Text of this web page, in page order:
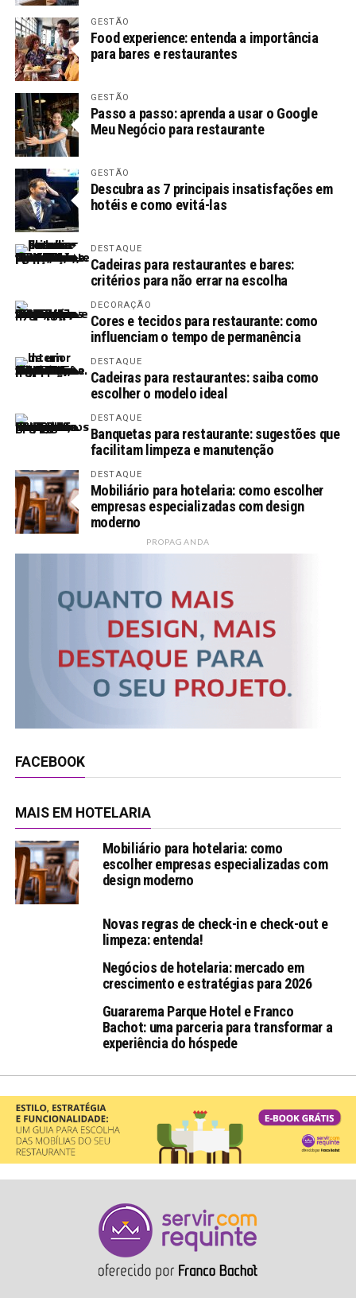
GESTÃO
Food experience: entenda a importância
para bares e restaurantes
GESTÃO
Passo a passo: aprenda a usar o Google
Meu Negócio para restaurante
GESTÃO
Descubra as 7 principais insatisfações em
hotéis e como evitá-las
DESTAQUE
Cadeiras para restaurantes e bares:
critérios para não errar na escolha
DECORAÇÃO
Cores e tecidos para restaurante: como
influenciam o tempo de permanência
DESTAQUE
Cadeiras para restaurantes: saiba como
escolher o modelo ideal
DESTAQUE
Banquetas para restaurante: sugestões que
facilitam limpeza e manutenção
DESTAQUE
Mobiliário para hotelaria: como escolher
empresas especializadas com design
moderno
PROPAGANDA
FACEBOOK
MAIS EM HOTELARIA
Mobiliário para hotelaria: como
escolher empresas especializadas com
design moderno
Novas regras de check-in e check-out e
limpeza: entenda!
Negócios de hotelaria: mercado em
crescimento e estratégias para 2026
Guararema Parque Hotel e Franco
Bachot: uma parceria para transformar a
experiência do hóspede